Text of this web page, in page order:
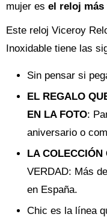
mujer es el reloj más
Este reloj Viceroy
Inoxidable tiene las
Sin pensar si
EL REGALO
EN LA FOTO:
aniversario o
LA COLECCIÓN
VERDAD: Más
en España.
Chic es la línea